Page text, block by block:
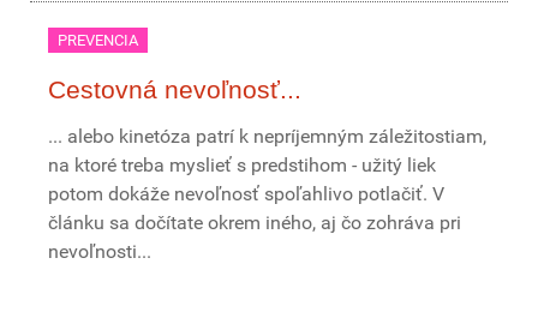
PREVENCIA
Cestovná nevoľnosť...
... alebo kinetóza patrí k nepríjemným záležitostiam,
na ktoré treba myslieť s predstihom - užitý liek
potom dokáže nevoľnosť spoľahlivo potlačiť. V
článku sa dočítate okrem iného, aj čo zohráva pri
nevoľnosti...